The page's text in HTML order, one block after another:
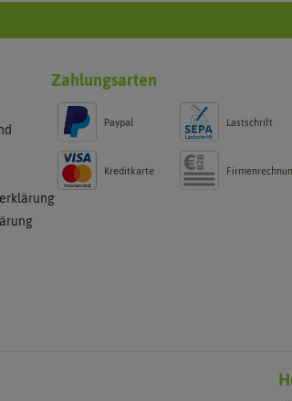
Zahlungsarten
Paypal Lastschrift
Kreditkarte